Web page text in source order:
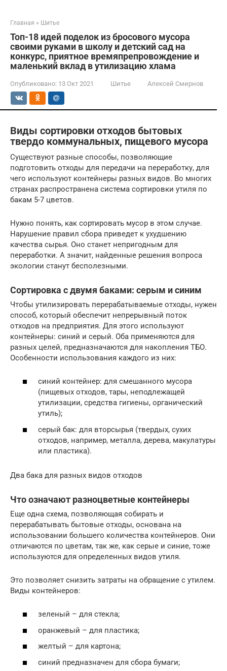
Главная » Шитье
Топ-18 идей поделок из бросового мусора
своими руками в школу и детский сад на
конкурс, приятное времяпрепровождение и
маленький вклад в утилизацию хлама
Опубликовано: 13 Окт 2021 Шитье Алексей Смирнов
Виды сортировки отходов бытовых
твердо коммунальных, пищевого мусора
Существуют разные способы, позволяющие
подготовить отходы для передачи на переработку, для
чего используют контейнеры разных видов. Во многих
странах распространена система сортировки утиля по
бакам 5-7 цветов.
Нужно понять, как сортировать мусор в этом случае.
Нарушение правил сбора приведет к ухудшению
качества сырья. Оно станет непригодным для
переработки. А значит, найденные решения вопроса
экологии станут бесполезными.
Сортировка с двумя баками: серым и синим
Чтобы утилизировать перерабатываемые отходы, нужен
способ, который обеспечит непрерывный поток
отходов на предприятия. Для этого используют
контейнеры: синий и серый. Оба применяются для
разных целей, предназначаются для накопления ТБО.
Особенности использования каждого из них:
синий контейнер: для смешанного мусора
(пищевых отходов, тары, неподлежащей
утилизации, средства гигиены, органический
утиль);
серый бак: для вторсырья (твердых, сухих
отходов, например, металла, дерева, макулатуры
или пластика).
Два бака для разных видов отходов
Что означают разноцветные контейнеры
Еще одна схема, позволяющая собирать и
перерабатывать бытовые отходы, основана на
использовании большего количества контейнеров. Они
отличаются по цветам, так же, как серые и синие, тоже
используются для определенных видов утиля.
Это позволяет снизить затраты на обращение с утилем.
Виды контейнеров:
зеленый – для стекла;
оранжевый – для пластика;
желтый – для картона;
синий предназначен для сбора бумаги;